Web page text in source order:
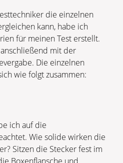
die einzelnen
kann, habe ich
für meinen Test erstellt.
mit der
Die einzelnen
wie folgt zusammen:
ich auf die
Wie solide wirken die
Sitzen die Stecker fest im